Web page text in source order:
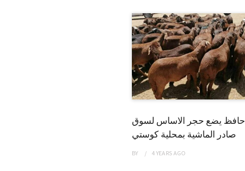
حافظ يضع حجر الاساس لسوق
صادر الماشية بمحلية كوستي
BY 4 YEARS AGO